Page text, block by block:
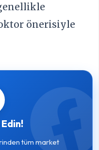
önerisiyle
tüm market